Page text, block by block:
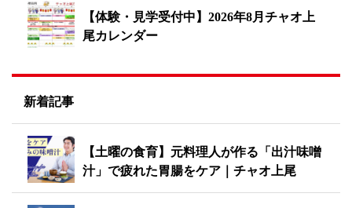
【体験・見学受付中】2026年8月チャオ上
尾カレンダー
新着記事
【土曜の食育】元料理人が作る「出汁味噌
汁」で疲れた胃腸をケア｜チャオ上尾